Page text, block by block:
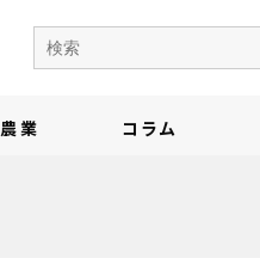
農業 コラム